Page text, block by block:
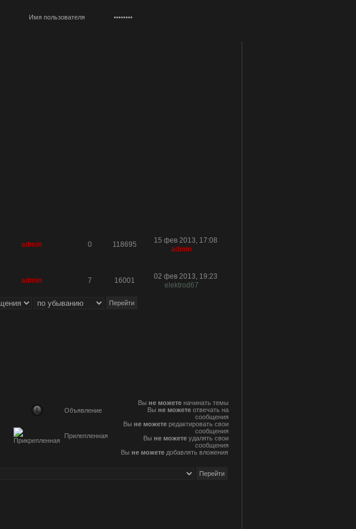
admin 0 118695
15 фев 2013, 17:08
admin
admin 7 16001
02 фев 2013, 19:23
elektrod67
Объявление
Прилепленная
Вы не можете начинать темы
Вы не можете отвечать на
сообщения
Вы не можете редактировать свои
сообщения
Вы не можете удалять свои
сообщения
Вы не можете добавлять вложения